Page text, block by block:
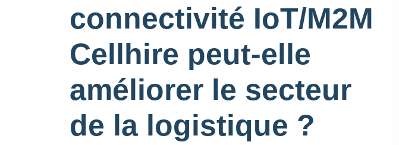
connectivité IoT/M2M
Cellhire peut-elle
améliorer le secteur
de la logistique ?